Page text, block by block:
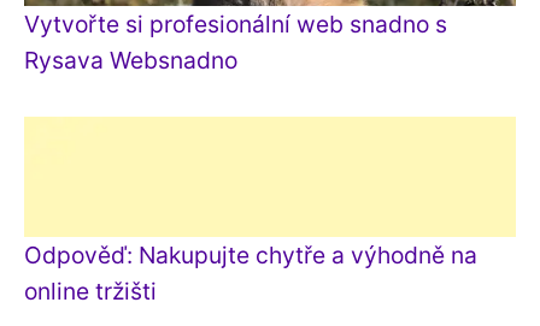
Vytvořte si profesionální web snadno s
Rysava Websnadno
Odpověď: Nakupujte chytře a výhodně na
online tržišti